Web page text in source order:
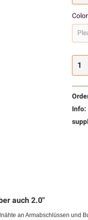
Info:
auch 2.0"
an Armabschlüssen und